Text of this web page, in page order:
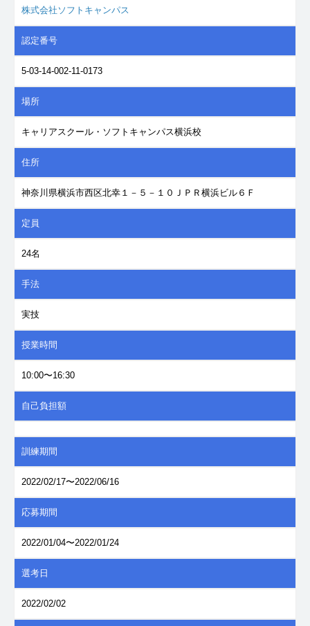
株式会社ソフトキャンパス
認定番号
5-03-14-002-11-0173
場所
キャリアスクール・ソフトキャンパス横浜校
住所
神奈川県横浜市西区北幸１－５－１０ＪＰＲ横浜ビル６Ｆ
定員
24名
手法
実技
授業時間
10:00〜16:30
自己負担額
訓練期間
2022/02/17〜2022/06/16
応募期間
2022/01/04〜2022/01/24
選考日
2022/02/02